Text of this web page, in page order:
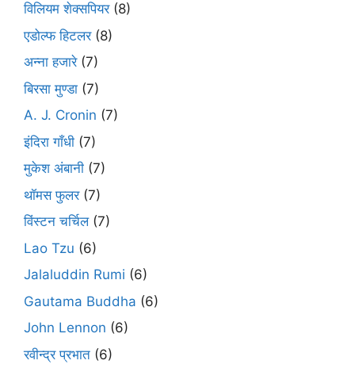
विलियम शेक्सपियर(8)
एडोल्फ हिटलर(8)
अन्ना हजारे(7)
बिरसा मुण्डा (7)
A. J. Cronin (7)
इंदिरा गाँधी (7)
मुकेश अंबानी (7)
थॉमस फुलर(7)
विंस्टन चर्चिल(7)
Lao Tzu (6)
Jalaluddin Rumi (6)
Gautama Buddha (6)
John Lennon (6)
रवीन्द्र प्रभात (6)